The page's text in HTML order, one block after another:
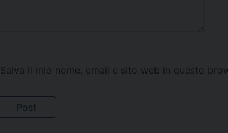
Salva il mio nome, email e sito web in questo